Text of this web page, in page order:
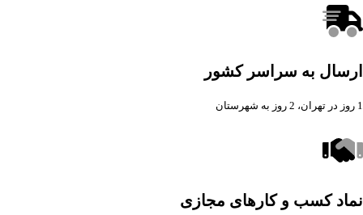
ارسال به سراسر کشور
1 روز در تهران، 2 روز به شهرستان
نماد کسب و کارهای مجازی